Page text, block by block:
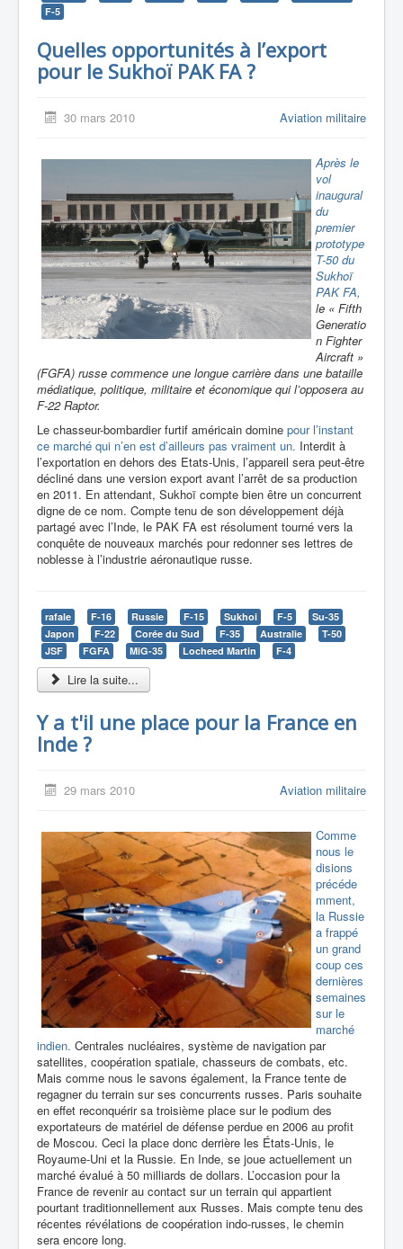
F-5
Quelles opportunités à l’export
pour le Sukhoï PAK FA ?
30 mars 2010 Aviation militaire
Après le
vol
inaugural
du
premier
prototype
T-50 du
Sukhoï
PAK FA,
le « Fifth
Generatio
n Fighter
Aircraft »
(FGFA) russe commence une longue carrière dans une bataille
médiatique, politique, militaire et économique qui l’opposera au
F-22 Raptor.
Le chasseur-bombardier furtif américain domine pour l’instant
ce marché qui n’en est d’ailleurs pas vraiment un. Interdit à
l’exportation en dehors des Etats-Unis, l’appareil sera peut-être
décliné dans une version export avant l’arrêt de sa production
en 2011. En attendant, Sukhoï compte bien être un concurrent
digne de ce nom. Compte tenu de son développement déjà
partagé avec l’Inde, le PAK FA est résolument tourné vers la
conquête de nouveaux marchés pour redonner ses lettres de
noblesse à l’industrie aéronautique russe.
rafale F-16 Russie F-15 Sukhoi F-5
Su-35
Japon
F-22 Corée du Sud F-35 Australie
T-50
JSF
FGFA MiG-35 Locheed Martin F-4
Lire la suite...
Y a t'il une place pour la France en
Inde ?
29 mars 2010 Aviation militaire
Comme
nous le
disions
précéde
mment,
la Russie
a frappé
un grand
coup ces
dernières
semaines
sur le
marché
indien. Centrales nucléaires, système de navigation par
satellites, coopération spatiale, chasseurs de combats, etc.
Mais comme nous le savons également, la France tente de
regagner du terrain sur ses concurrents russes. Paris souhaite
en effet reconquérir sa troisième place sur le podium des
exportateurs de matériel de défense perdue en 2006 au profit
de Moscou. Ceci la place donc derrière les États-Unis, le
Royaume-Uni et la Russie. En Inde, se joue actuellement un
marché évalué à 50 milliards de dollars. L’occasion pour la
France de revenir au contact sur un terrain qui appartient
pourtant traditionnellement aux Russes. Mais compte tenu des
récentes révélations de coopération indo-russes, le chemin
sera encore long.